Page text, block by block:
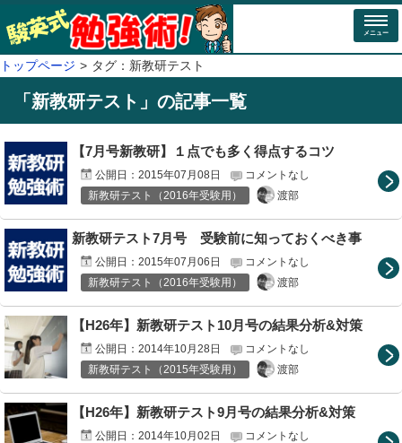
メニュー
トップページ タグ：新教研テスト
「 新教研テスト 」の記事一覧
【7月号新教研】１点でも多く得点するコツ
公開日： 2015年07月08日
コメントなし
新教研テスト（2016年受験用）
渡部
新教研テスト7月号 受験前に知っておくべき事
公開日： 2015年07月06日
コメントなし
新教研テスト（2016年受験用）
渡部
【H26年】新教研テスト10月号の結果分析&対策
公開日： 2014年10月28日
コメントなし
新教研テスト（2015年受験用）
渡部
【H26年】新教研テスト9月号の結果分析&対策
公開日： 2014年10月02日
コメントなし